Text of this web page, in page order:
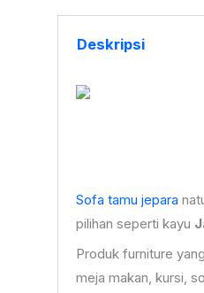
Deskripsi
Sofa tamu jepara
pilihan seperti kayu
Produk furniture
meja makan, kursi,